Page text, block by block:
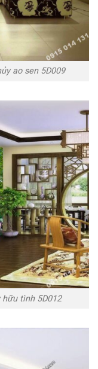
ao sen 5D009
hữu tình 5D012